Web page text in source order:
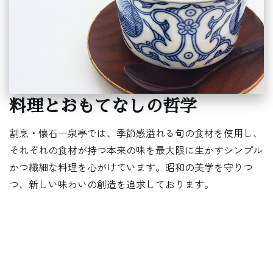
料理とおもてなしの哲学
割烹・懐石ー泉亭では、季節感溢れる旬の食材を使用し、
それぞれの食材が持つ本来の味を最大限に生かすシンプル
かつ繊細な料理を心がけています。昭和の美学を守りつ
つ、新しい味わいの創造を追求しております。